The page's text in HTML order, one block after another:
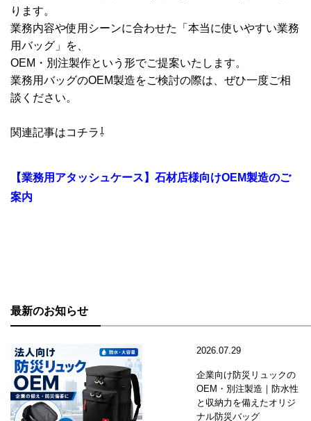
ります。
業務内容や使用シーンに合わせた「本当に使いやすい業務
用バッグ」を、
OEM・別注製作という形でご提案いたします。
業務用バッグのOEM製造をご検討の際は、ぜひ一度ご相
談ください。
関連記事はコチラ⇩
【業務用アタッシュケース】石材店様向けOEM製造のご
案内
最新のお知らせ
2026.07.29
企業向け防災リュックの
OEM・別注製造｜防水性
と収納力を備えたオリジ
ナル防災バッグ